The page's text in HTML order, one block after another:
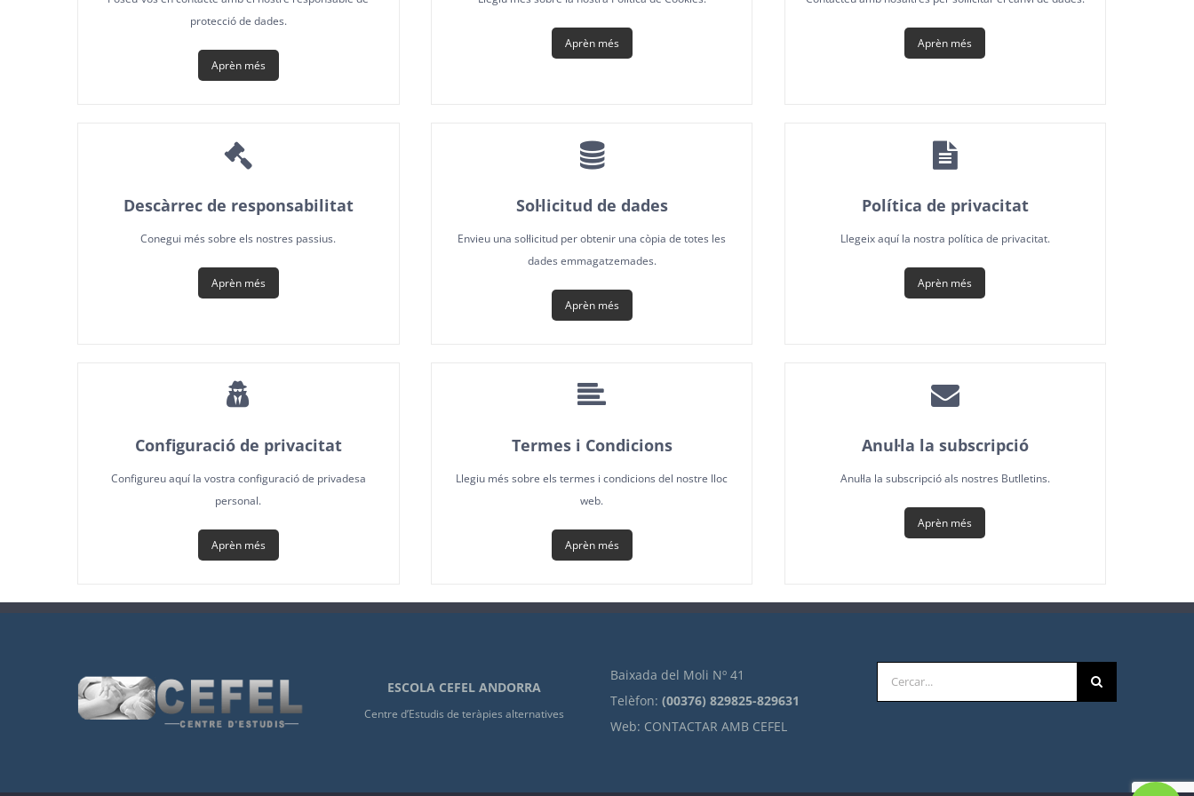
protecció de dades.
Aprèn més
Aprèn més Aprèn més
Descàrrec de responsabilitat
Conegui més sobre els nostres passius.
Aprèn més
Sol·licitud de dades
Envieu una sol·licitud per obtenir una còpia de totes les
dades emmagatzemades.
Aprèn més
Política de privacitat
Llegeix aquí la nostra política de privacitat.
Aprèn més
Configuració de privacitat
Configureu aquí la vostra configuració de privadesa
personal.
Aprèn més
Termes i Condicions
Llegiu més sobre els termes i condicions del nostre lloc
web.
Aprèn més
Anul·la la subscripció
Anul·la la subscripció als nostres Butlletins.
Aprèn més
ESCOLA CEFEL ANDORRA
Centre d’Estudis de teràpies alternatives
Baixada del Moli Nº 41
Telèfon: (00376) 829825-829631
Web: CONTACTAR AMB CEFEL
…